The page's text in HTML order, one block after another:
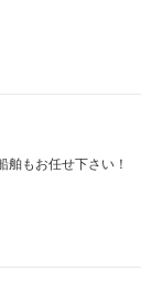
もお任せ下さい！